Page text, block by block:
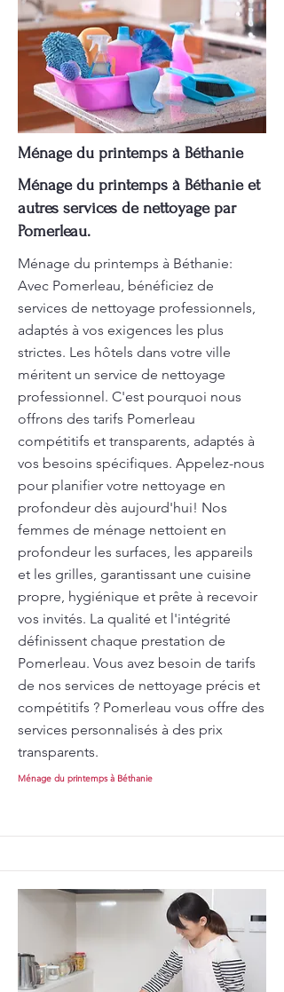
Ménage du printemps à Béthanie
Ménage du printemps à Béthanie et
autres services de nettoyage par
Pomerleau.
Ménage du printemps à Béthanie:
Avec Pomerleau, bénéficiez de
services de nettoyage professionnels,
adaptés à vos exigences les plus
strictes. Les hôtels dans votre ville
méritent un service de nettoyage
professionnel. C'est pourquoi nous
offrons des tarifs Pomerleau
compétitifs et transparents, adaptés à
vos besoins spécifiques. Appelez-nous
pour planifier votre nettoyage en
profondeur dès aujourd'hui! Nos
femmes de ménage nettoient en
profondeur les surfaces, les appareils
et les grilles, garantissant une cuisine
propre, hygiénique et prête à recevoir
vos invités. La qualité et l'intégrité
définissent chaque prestation de
Pomerleau. Vous avez besoin de tarifs
de nos services de nettoyage précis et
compétitifs ? Pomerleau vous offre des
services personnalisés à des prix
transparents.
Ménage du printemps à Béthanie